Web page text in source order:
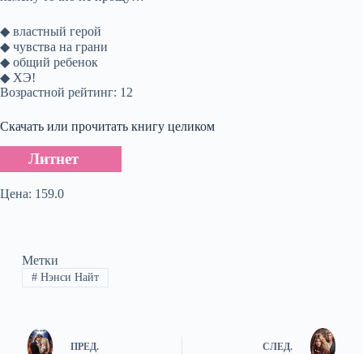
◆ властный герой
◆ чувства на грани
◆ общий ребенок
◆ ХЭ!
Возрастной рейтинг: 12
Скачать или прочитать книгу целиком
Литнет
Цена: 159.0
Метки
#Нэнси Найт
ПРЕД. СЛЕД.